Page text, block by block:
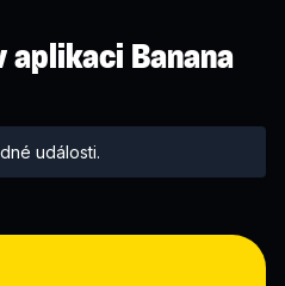
aplikaci Banana
události.